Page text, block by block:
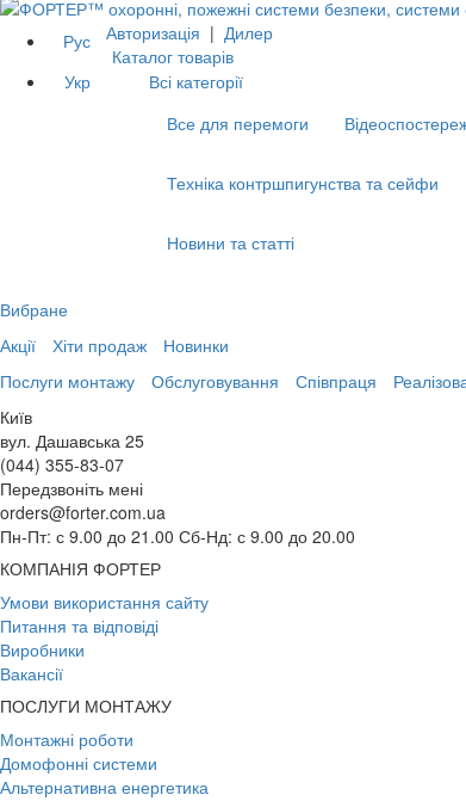
Рус
Укр
Авторизація | Дилер
Каталог товарів
Всі категорії
Все для перемоги
Техніка контршпигунства та сейфи
Новини та статті
Вибране
Акції
Хіти продаж
Новинки
Послуги монтажу
Обслуговування Співпраця
Київ
вул. Дашавська 25
(044) 355-83-07
Передзвоніть мені
orders@forter.com.ua
Пн-Пт: с 9.00 до 21.00 Сб-Нд: с 9.00 до 20.00
КОМПАНІЯ ФОРТЕР
Умови використання сайту
Питання та відповіді
Виробники
Вакансії
ПОСЛУГИ МОНТАЖУ
Монтажні роботи
Домофонні системи
Альтернативна енергетика